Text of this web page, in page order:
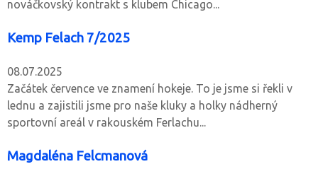
nováčkovský kontrakt s klubem Chicago...
Kemp Felach 7/2025
08.07.2025
Začátek července ve znamení hokeje. To je jsme si řekli v
lednu a zajistili jsme pro naše kluky a holky nádherný
sportovní areál v rakouském Ferlachu...
Magdaléna Felcmanová